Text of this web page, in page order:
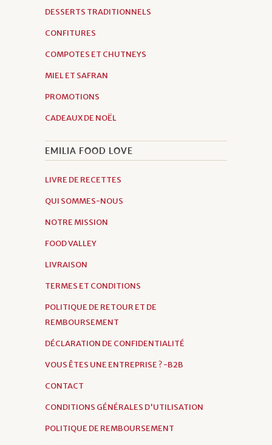
DESSERTS TRADITIONNELS
CONFITURES
COMPOTES ET CHUTNEYS
MIEL ET SAFRAN
PROMOTIONS
CADEAUX DE NOËL
EMILIA FOOD LOVE
LIVRE DE RECETTES
QUI SOMMES-NOUS
NOTRE MISSION
FOOD VALLEY
LIVRAISON
TERMES ET CONDITIONS
POLITIQUE DE RETOUR ET DE
REMBOURSEMENT
DÉCLARATION DE CONFIDENTIALITÉ
VOUS ÊTES UNE ENTREPRISE ? -B2B
CONTACT
CONDITIONS GÉNÉRALES D'UTILISATION
POLITIQUE DE REMBOURSEMENT